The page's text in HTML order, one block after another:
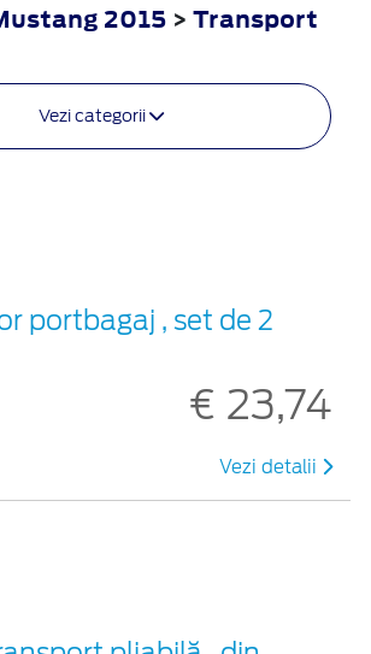
2015 > Transport
Vezi categorii
portbagaj , set de 2
€ 23,74
Vezi detalii